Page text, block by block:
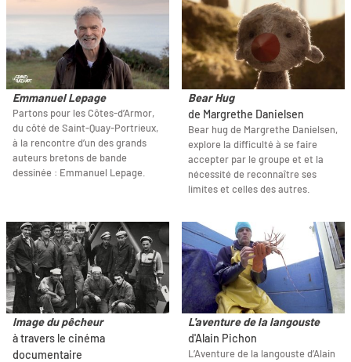
Emmanuel Lepage
Partons pour les Côtes-d’Armor,
du côté de Saint-Quay-Portrieux,
à la rencontre d’un des grands
auteurs bretons de bande
dessinée : Emmanuel Lepage.
Bear Hug
de Margrethe Danielsen
Bear hug de Margrethe Danielsen,
explore la difficulté à se faire
accepter par le groupe et et la
nécessité de reconnaître ses
limites et celles des autres.
Image du pêcheur
à travers le cinéma
documentaire
L'aventure de la langouste
d'Alain Pichon
L’Aventure de la langouste d’Alain